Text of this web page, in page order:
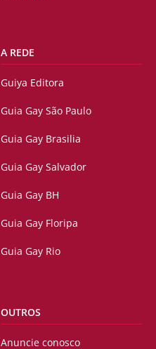
A REDE
Guiya Editora
Guia Gay São Paulo
Guia Gay Brasilia
Guia Gay Salvador
Guia Gay BH
Guia Gay Floripa
Guia Gay Rio
OUTROS
Anuncie conosco